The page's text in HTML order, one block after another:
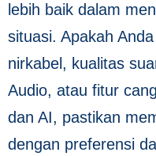
lebih baik dalam
situasi. Apakah
nirkabel, kualitas
Audio, atau fitur
dan AI, pastikan
dengan preferensi